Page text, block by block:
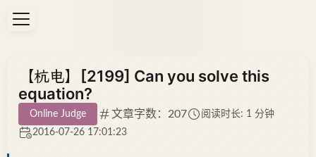
【杭电】[2199] Can you solve this
equation?
Online Judge 文章字数：207
阅读时长: 1 分钟
2016-07-26 17:01:23